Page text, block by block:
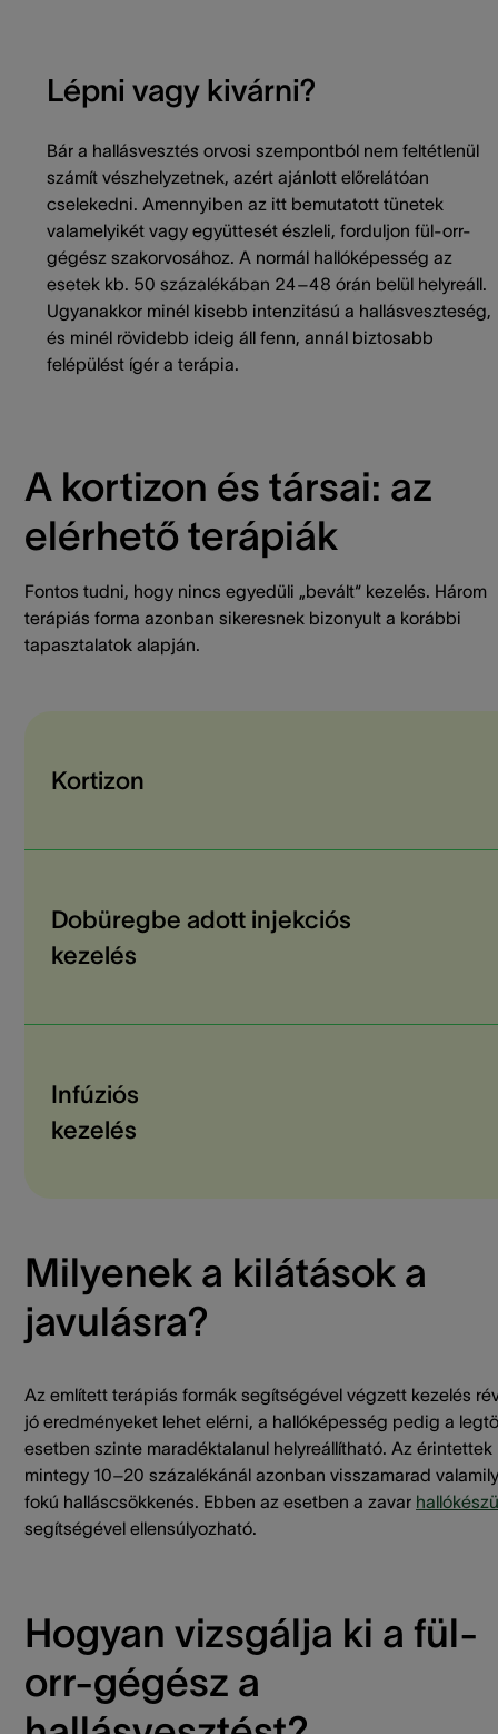
Lépni vagy kivárni?
Bár a hallásvesztés orvosi szempontból nem feltétlenül
számít vészhelyzetnek, azért ajánlott előrelátóan
cselekedni. Amennyiben az itt bemutatott tünetek
valamelyikét vagy együttesét észleli, forduljon fül-orr-
gégész szakorvosához. A normál hallóképesség az
esetek kb. 50 százalékában 24–48 órán belül helyreáll.
Ugyanakkor minél kisebb intenzitású a hallásveszteség,
és minél rövidebb ideig áll fenn, annál biztosabb
felépülést ígér a terápia.
A kortizon és társai: az
elérhető terápiák
Fontos tudni, hogy nincs egyedüli „bevált“ kezelés. Három
terápiás forma azonban sikeresnek bizonyult a korábbi
tapasztalatok alapján.
Kortizon
Dobüregbe adott injekciós
kezelés
Infúziós
kezelés
Milyenek a kilátások a
javulásra?
Az említett terápiás formák segítségével végzett kezelés
jó eredményeket lehet elérni, a hallóképesség pedig a
esetben szinte maradéktalanul helyreállítható. Az érintettek
mintegy 10–20 százalékánál azonban visszamarad
fokú halláscsökkenés. Ebben az esetben a zavar
segítségével ellensúlyozható.
Hogyan vizsgálja ki a fül-
orr-gégész a